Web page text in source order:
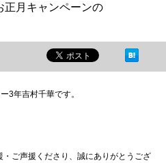
正月キャンペーンの
3年吉村千華です。
ご声援くださり、誠にありがとうござ